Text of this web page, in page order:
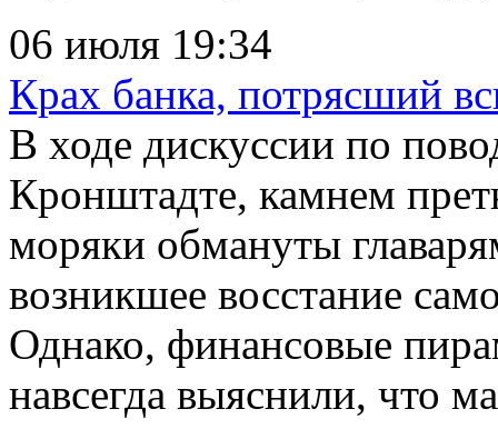
06 июля 19:34
Крах банка, потрясший
В ходе дискуссии по
Кронштадте, камнем
моряки обмануты
возникшее восстание
Однако, финансовые
навсегда выяснили, что